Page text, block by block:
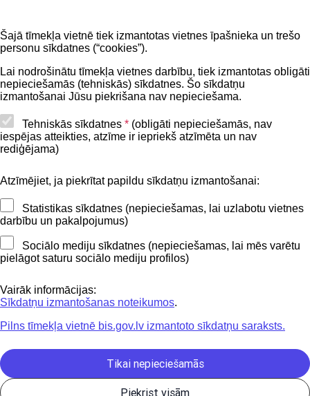
Šajā tīmekļa vietnē tiek izmantotas vietnes īpašnieka un trešo
personu sīkdatnes (“cookies”).
Lai nodrošinātu tīmekļa vietnes darbību, tiek izmantotas obligāti
nepieciešamās (tehniskās) sīkdatnes. Šo sīkdatņu
izmantošanai Jūsu piekrišana nav nepieciešama.
Tehniskās sīkdatnes * (obligāti nepieciešamās, nav
iespējas atteikties, atzīme ir iepriekš atzīmēta un nav
rediģējama)
Atzīmējiet, ja piekrītat papildu sīkdatņu izmantošanai:
Statistikas sīkdatnes (nepieciešamas, lai uzlabotu vietnes
darbību un pakalpojumus)
Sociālo mediju sīkdatnes (nepieciešamas, lai mēs varētu
pielāgot saturu sociālo mediju profilos)
Vairāk informācijas:
Sīkdatņu izmantošanas noteikumos.
Pilns tīmekļa vietnē bis.gov.lv izmantoto sīkdatņu saraksts.
Piekrist visām
Tikai nepieciešamās
Privātuma politika
Lapas karte
Piekļūstamības paziņojums
Kontakti
BIS atbalsta dienesta tālrunis:
Sekojiet mums
Lejupielādejiet